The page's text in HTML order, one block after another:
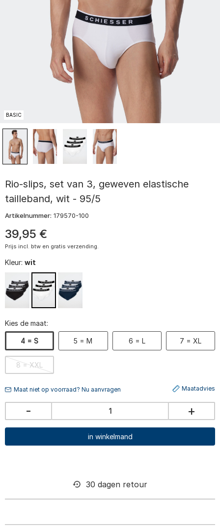
BASIC
Rio-slips, set van 3, geweven elastische
tailleband, wit - 95/5
Artikelnummer: 179570-100
39,95 €
Prijs incl. btw en gratis verzending.
Kleur: wit
Kies de maat:
4 = S 5 = M 6 = L 7 = XL
8 = XXL
Maat niet op voorraad? Nu aanvragen Maatadvies
- +
in winkelmand
30 dagen retour